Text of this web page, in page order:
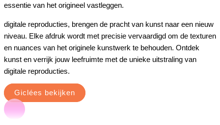
essentie van het origineel vastleggen.
digitale reproducties, brengen de pracht van kunst naar een nieuw
niveau. Elke afdruk wordt met precisie vervaardigd om de texturen
en nuances van het originele kunstwerk te behouden. Ontdek
kunst en verrijk jouw leefruimte met de unieke uitstraling van
digitale reproducties.
Giclées bekijken